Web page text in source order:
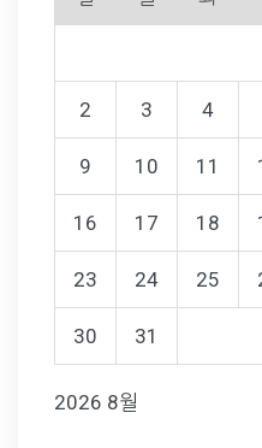
2026 8월
2 3 4
9 10 11
16 17 18
23 24 25
30 31